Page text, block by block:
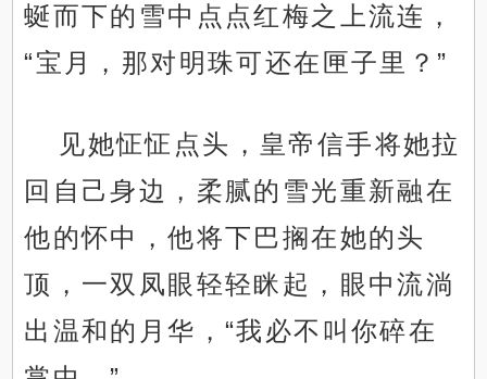
蜒而下的雪中点点红梅之上流连，
“宝月，那对明珠可还在匣子里？”
见她怔怔点头，皇帝信手将她拉
回自己身边，柔腻的雪光重新融在
他的怀中，他将下巴搁在她的头
顶，一双凤眼轻轻眯起，眼中流淌
出温和的月华，“我必不叫你碎在